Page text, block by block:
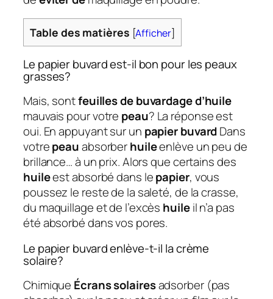
Table des matières [Afficher]
Le papier buvard est-il bon pour les peaux
grasses?
Mais, sontfeuilles de buvardage d’huile
mauvais pour votre peau? La réponse est
oui. En appuyant sur un papier buvardDans
votrepeauabsorberhuileenlève un peu de
brillance… à un prix. Alors que certains des
huileest absorbé dans lepapier, vous
poussez le reste de la saleté, de la crasse,
du maquillage et de l’excès huileil n’a pas
été absorbé dans vos pores.
Le papier buvard enlève-t-il la crème
solaire?
Chimique Écrans solairesadsorber (pas